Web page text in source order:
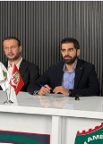
Prenses
29/04/2026